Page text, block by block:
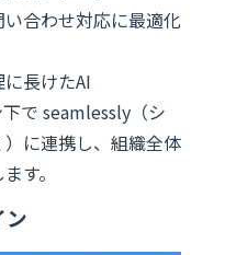
合わせ対応に最適化
長けたAI
で seamlessly（シ
に連携し、組織全体
す。
ン